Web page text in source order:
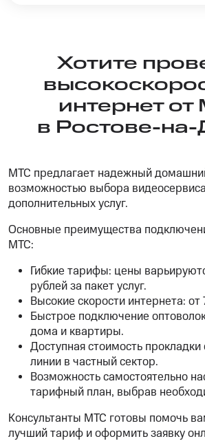
Хотите
интернет
в Ростове-
МТС предлагает надежный
возможностью выбора
дополнительных услуг.
Основные преимущества
МТС:
Гибкие тарифы: цены
рублей за пакет услуг.
Высокие скорости интернета:
Быстрое подключение
дома и квартиры.
Доступная стоимость прокладки
линии в частный сектор.
Возможность самостоятельно
тарифный план, выбрав
Консультанты МТС готовы помочь
лучший тариф и оформить заявку